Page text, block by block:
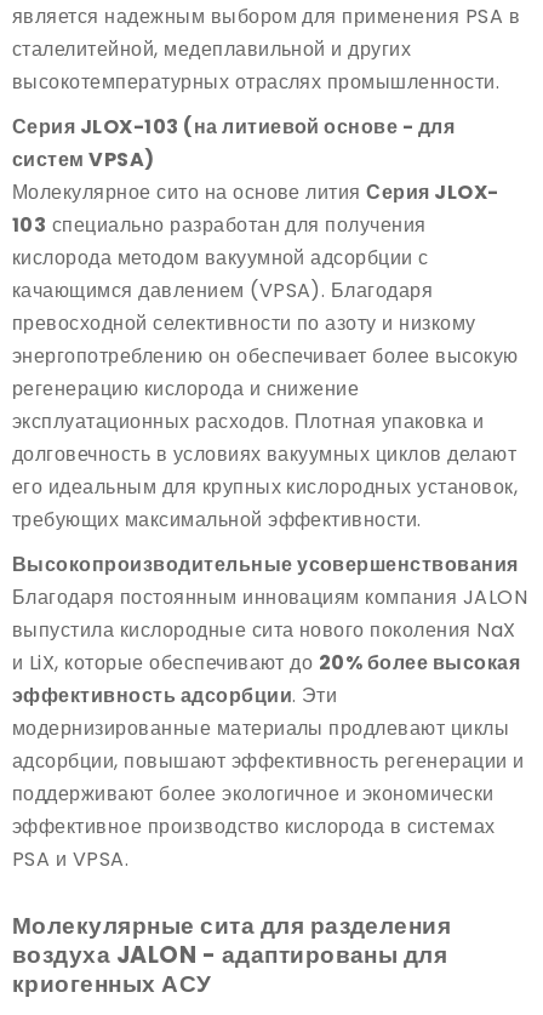
является надежным выбором для применения PSA в
сталелитейной, медеплавильной и других
высокотемпературных отраслях промышленности.
Серия JLOX-103 (на литиевой основе - для
систем VPSA)
Молекулярное сито на основе литияСерия JLOX-
103 специально разработан для получения
кислорода методом вакуумной адсорбции с
качающимся давлением (VPSA). Благодаря
превосходной селективности по азоту и низкому
энергопотреблению он обеспечивает более высокую
регенерацию кислорода и снижение
эксплуатационных расходов. Плотная упаковка и
долговечность в условиях вакуумных циклов делают
его идеальным для крупных кислородных установок,
требующих максимальной эффективности.
Высокопроизводительные усовершенствования
Благодаря постоянным инновациям компания JALON
выпустила кислородные сита нового поколения NaX
и LiX, которые обеспечивают до 20% более высокая
эффективность адсорбции. Эти
модернизированные материалы продлевают циклы
адсорбции, повышают эффективность регенерации и
поддерживают более экологичное и экономически
эффективное производство кислорода в системах
PSA и VPSA.
Молекулярные сита для разделения
воздуха JALON - адаптированы для
криогенных АСУ